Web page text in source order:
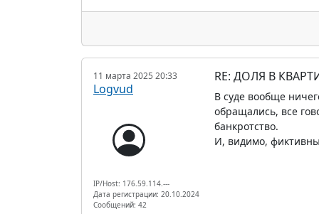
11 марта 2025 20:33
Logvud
IP/Host: 176.59.114.---
Дата регистрации: 20.10.2024
Сообщений: 42
RE: ДОЛЯ В
В суде вообще
обращались, все
банкротство.
И, видимо,